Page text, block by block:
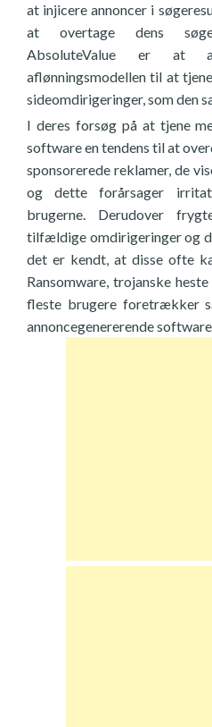
at injicere annoncer i
at overtage dens
AbsoluteValue er at
aflønningsmodellen til at
sideomdirigeringer, som den
I deres forsøg på at tjene
software en tendens til at
sponsorerede reklamer, de
og dette forårsager
brugerne. Derudover
tilfældige omdirigeringer og
det er kendt, at disse ofte
Ransomware, trojanske
fleste brugere foretrækker
annoncegenererende